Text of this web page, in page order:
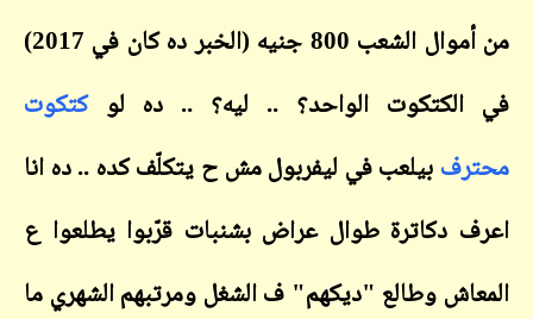
من أموال الشعب 800 جنيه (الخبر ده كان في 2017)
في الكتكوت الواحد؟ .. ليه؟ .. ده لو كتكوت
محترفبيلعب في ليفربول مش ح يتكلّف كده .. ده انا
اعرف دكاترة طوال عراض بشنبات قرّبوا يطلعوا ع
المعاش وطالع "ديكهم" ف الشغل ومرتبهم الشهري ما